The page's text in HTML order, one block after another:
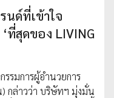
นด์ที่เข้าใจ
ที่สุดของ LIVING
รมการผู้อำนวยการ
กล่าวว่า บริษัทฯ มุ่งมั่น